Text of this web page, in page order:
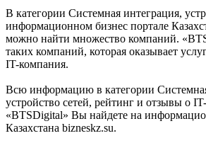
В категории Системная интеграция,
информационном бизнес портале
можно найти множество компаний.
таких компаний, которая оказывает
IT-компания.
Всю информацию в категории
устройство сетей, рейтинг и отзывы о
«BTSDigital» Вы найдете на
Казахстана bizneskz.su.